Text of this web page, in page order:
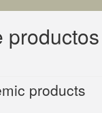
productos
products